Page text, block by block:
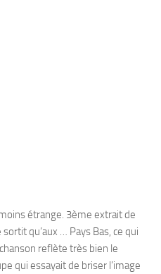
étrange. 3ème extrait de
qu’aux … Pays Bas, ce qui
reflète très bien le
qui essayait de briser l’image